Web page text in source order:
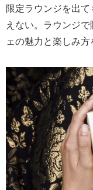
限定ラウンジを出
えない。ラウンジ
ェの魅力と楽しみ方